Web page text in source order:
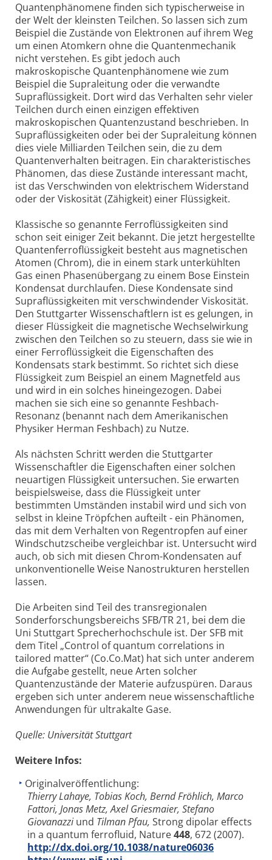
Quantenphänomene finden sich typischerweise in
der Welt der kleinsten Teilchen. So lassen sich zum
Beispiel die Zustände von Elektronen auf ihrem Weg
um einen Atomkern ohne die Quantenmechanik
nicht verstehen. Es gibt jedoch auch
makroskopische Quantenphänomene wie zum
Beispiel die Supraleitung oder die verwandte
Supraflüssigkeit. Dort wird das Verhalten sehr vieler
Teilchen durch einen einzigen effektiven
makroskopischen Quantenzustand beschrieben. In
Supraflüssigkeiten oder bei der Supraleitung können
dies viele Milliarden Teilchen sein, die zu dem
Quantenverhalten beitragen. Ein charakteristisches
Phänomen, das diese Zustände interessant macht,
ist das Verschwinden von elektrischem Widerstand
oder der Viskosität (Zähigkeit) einer Flüssigkeit.
Klassische so genannte Ferroflüssigkeiten sind
schon seit einiger Zeit bekannt. Die jetzt hergestellte
Quantenferroflüssigkeit besteht aus magnetischen
Atomen (Chrom), die in einem stark unterkühlten
Gas einen Phasenübergang zu einem Bose Einstein
Kondensat durchlaufen. Diese Kondensate sind
Supraflüssigkeiten mit verschwindender Viskosität.
Den Stuttgarter Wissenschaftlern ist es gelungen, in
dieser Flüssigkeit die magnetische Wechselwirkung
zwischen den Teilchen so zu steuern, dass sie wie in
einer Ferroflüssigkeit die Eigenschaften des
Kondensats stark bestimmt. So richtet sich diese
Flüssigkeit zum Beispiel an einem Magnetfeld aus
und wird in ein solches hineingezogen. Dabei
machen sie sich eine so genannte Feshbach-
Resonanz (benannt nach dem Amerikanischen
Physiker Herman Feshbach) zu Nutze.
Als nächsten Schritt werden die Stuttgarter
Wissenschaftler die Eigenschaften einer solchen
neuartigen Flüssigkeit untersuchen. Sie erwarten
beispielsweise, dass die Flüssigkeit unter
bestimmten Umständen instabil wird und sich von
selbst in kleine Tröpfchen aufteilt - ein Phänomen,
das mit dem Verhalten von Regentropfen auf einer
Windschutzscheibe vergleichbar ist. Untersucht wird
auch, ob sich mit diesen Chrom-Kondensaten auf
unkonventionelle Weise Nanostrukturen herstellen
lassen.
Die Arbeiten sind Teil des transregionalen
Sonderforschungsbereichs SFB/TR 21, bei dem die
Uni Stuttgart Sprecherhochschule ist. Der SFB mit
dem Titel „Control of quantum correlations in
tailored matter“ (Co.Co.Mat) hat sich unter anderem
die Aufgabe gestellt, neue Arten solcher
Quantenzustände der Materie aufzuspüren. Daraus
ergeben sich unter anderem neue wissenschaftliche
Anwendungen für ultrakalte Gase.
Quelle: Universität Stuttgart
Weitere Infos:
Originalveröffentlichung:
Thierry Lahaye, Tobias Koch, Bernd Fröhlich, Marco
Fattori, Jonas Metz, Axel Griesmaier, Stefano
Giovanazzi und Tilman Pfau, Strong dipolar effects
in a quantum ferrofluid, Nature448, 672 (2007).
http://dx.doi.org/10.1038/nature06036